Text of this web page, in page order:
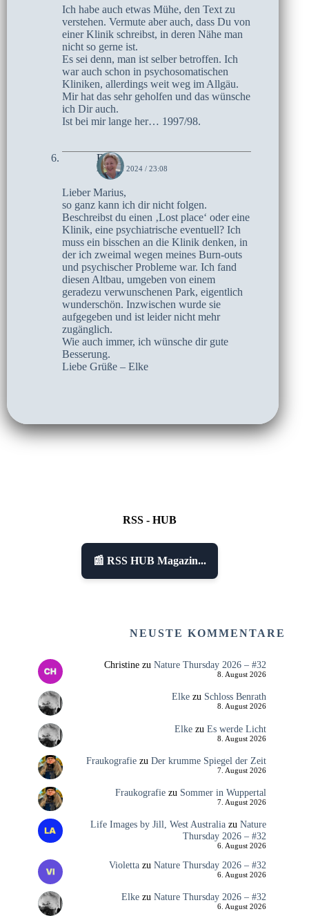
Ich habe auch etwas Mühe, den Text zu
verstehen. Vermute aber auch, dass Du von
einer Klinik schreibst, in deren Nähe man
nicht so gerne ist.
Es sei denn, man ist selber betroffen. Ich
war auch schon in psychosomatischen
Kliniken, allerdings weit weg im Allgäu.
Mir hat das sehr geholfen und das wünsche
ich Dir auch.
Ist bei mir lange her… 1997/98.
Elke
20. MAI 2024 / 23:08
Lieber Marius,
so ganz kann ich dir nicht folgen.
Beschreibst du einen ‚Lost place‘ oder eine
Klinik, eine psychiatrische eventuell? Ich
muss ein bisschen an die Klinik denken, in
der ich zweimal wegen meines Burn-outs
und psychischer Probleme war. Ich fand
diesen Altbau, umgeben von einem
geradezu verwunschenen Park, eigentlich
wunderschön. Inzwischen wurde sie
aufgegeben und ist leider nicht mehr
zugänglich.
Wie auch immer, ich wünsche dir gute
Besserung.
Liebe Grüße – Elke
RSS - HUB
📰 RSS HUB Magazin...
NEUSTE KOMMENTARE
Christinezu Nature Thursday 2026 – #32
8. August 2026
Elkezu Schloss Benrath
8. August 2026
Elkezu Es werde Licht
8. August 2026
Fraukografiezu Der krumme Spiegel der Zeit
7. August 2026
Fraukografiezu Sommer in Wuppertal
7. August 2026
Life Images by Jill, West Australiazu Nature
Thursday 2026 – #32
6. August 2026
Violettazu Nature Thursday 2026 – #32
6. August 2026
Elkezu Nature Thursday 2026 – #32
6. August 2026